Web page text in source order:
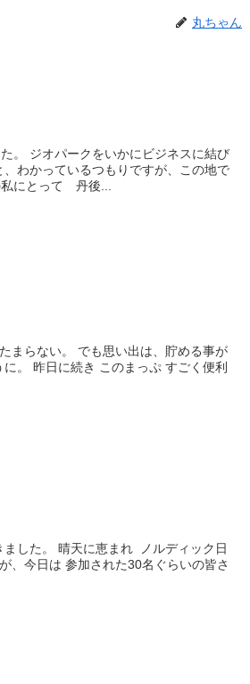
丸ちゃん
。 ジオパークをいかにビジネスに結び
わかっているつもりですが、この地で
にとって 丹後...
まらない。 でも思い出は、貯める事が
。 昨日に続き このまっぷ すごく便利
した。 晴天に恵まれ ノルディック日
、今日は 参加された30名ぐらいの皆さ